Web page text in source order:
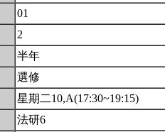
01
2
半年
選修
星期二10,A(17:30~19:15)
法研6